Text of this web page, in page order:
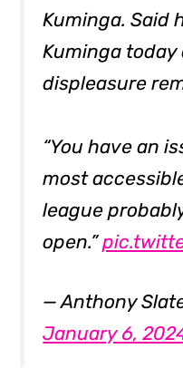
Kuminga. Said
Kuminga
displeasure
“You have an
most
league
open.”
— Anthony
January 6,